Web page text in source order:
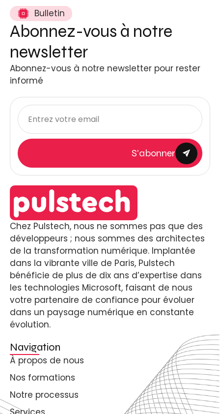
Chez Pulstech, nous ne sommes pas que des
développeurs ; nous sommes des architectes
de la transformation numérique. Implantée
dans la vibrante ville de Paris, Pulstech
bénéficie de plus de dix ans d’expertise dans
les technologies Microsoft, faisant de nous
votre partenaire de confiance pour évoluer
dans un paysage numérique en constante
évolution.
Navigation
À propos de nous
Nos formations
Notre processus
Bulletin
Abonnez-vous à notre
newsletter
Abonnez-vous à notre newsletter pour rester
informé
S'abonner